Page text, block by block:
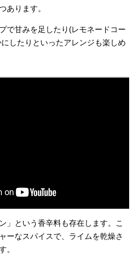
あります。
で甘みを足したり(レモネードコー
したりといったアレンジも楽しめ
」という香辛料も存在します。こ
ーなスパイスで、ライムを乾燥さ
。